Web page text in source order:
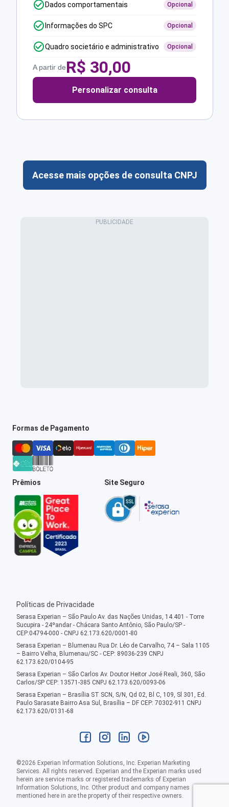
Dados comportamentais Opcional
Informações do SPC Opcional
Quadro societário e administrativo Opcional
A partir deR$ 30,00
Personalizar consulta
Acesse mais opções de consulta CNPJ
Formas de Pagamento
Prêmios Site Seguro
Políticas de Privacidade
Serasa Experian – São Paulo Av. das Nações Unidas, 14.401 - Torre
Sucupira - 24ºandar - Chácara Santo Antônio, São Paulo/SP -
CEP:04794-000 - CNPJ 62.173.620/0001-80
Serasa Experian – Blumenau Rua Dr. Léo de Carvalho, 74 – Sala 1105
– Bairro Velha, Blumenau/SC - CEP: 89036-239 CNPJ
62.173.620/0104-95
Serasa Experian – São Carlos Av. Doutor Heitor José Reali, 360, São
Carlos/SP CEP: 13571-385 CNPJ 62.173.620/0093-06
Serasa Experian – Brasília ST SCN, S/N, Qd 02, Bl C, 109, Sl 301, Ed.
Paulo Sarasate Bairro Asa Sul, Brasília – DF CEP: 70302-911 CNPJ
62.173.620/0131-68
©2026 Experian Information Solutions, Inc. Experian Marketing
Services. All rights reserved. Experian and the Experian marks used
herein are service marks or registered trademarks of Experian
Information Solutions, Inc. Other product and company names
mentioned here in are the property of their respective owners.